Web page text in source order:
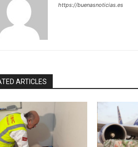
https://buenasnoticias.es
ARTICLES